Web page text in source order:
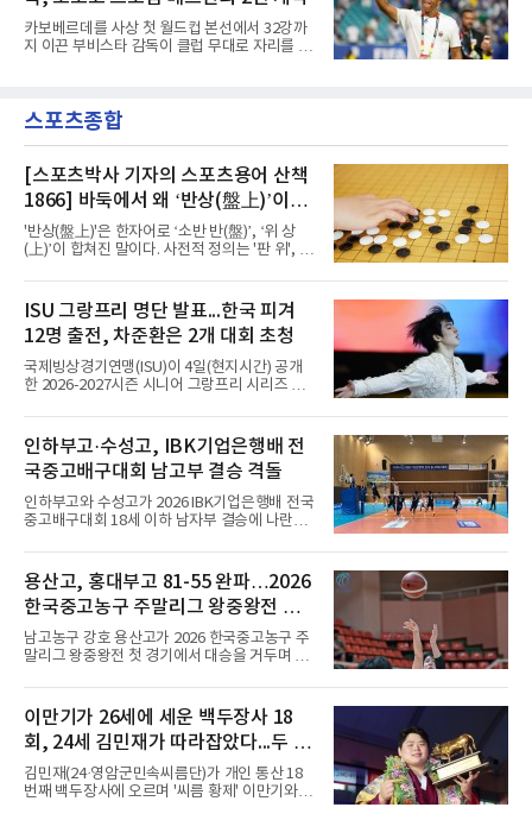
북중미 월드컵을 마친 뒤 홍명보 감독이 물러난
한국은 임시 감독 체제로 이 일정을 소화한다.에
콰도르는 FIFA 랭킹 25위로 32위인 한국보다 앞
다음인 2위로 본선 티켓을 확보했다. 본선에서
는 독일을 제압하고 32강
카보베르데를 사상 첫 월드컵 본선에서 32강까
지 이끈 부비스타 감독이 클럽 무대로 자리를 옮
2년으로, 튀니지 대표팀으로 떠난 모인 차아바
니의 후임이다.겸직 가능성도 거론됐다. 부비스
지휘하는 방안까지 논의했으나 협상 끝에 클럽
에 전념하게 됐다. 카보베르데축구협회도 같은
날 사임을 알리며 후임 선임 작업이 순조롭게 진
행 중이라고 밝혔다.그가 남긴 성과는 뚜렷하다.
아프리카 서쪽 섬나라 카보베르데는 첫 출전한
2026 북중미 월드컵에서 스페
스포츠종합
[스포츠박사 기자의 스포츠용어 산책
1866] 바둑에서 왜 ‘반상(盤上)’이라
말할까
'반상(盤上)'은 한자어로 ‘소반 반(盤)’, ‘위 상
(上)’이 합쳐진 말이다. 사전적 정의는 '판 위', '바
상(盤上)이 단순히 '판 위에서'라는 일반적인 의
미로도 쓰였지만, 바둑 문화가 발달하면서 '바둑
판 위', 더 나아가 '바둑의 세계', '대국이 벌어지
는 공간'을 가리키는 전문 용어로 정착했다. 우리
나라에서도 같은 의미로 받아들여져 ‘반상의 승
부’, ‘반상의 고수’, ‘반상에 앉다’, ‘반상의 철학’
등의 표현을 쓴다.반상(盤上)은 오늘날 바둑을
왕조실록에서 반상(盤上)은 확인되지만,
ISU 그랑프리 명단 발표...한국 피겨
12명 출전, 차준환은 2개 대회 초청
국제빙상경기연맹(ISU)이 4일(현지시간) 공개
한 2026-2027시즌 시니어 그랑프리 시리즈 명
준환(서울시청), 서민규, 김현겸과 여자 싱글 김
채연, 김유재, 이해인, 신지아, 김유성, 윤서진,
윤아선, 김서영, 유영이다.이 가운데 차준환과
서민규, 김채연, 김유재, 이해인, 신지아 6명은 2
개 대회에 초청됐고 나머지는 한 차례만 나선다.
시리즈는 6개 대회로 치러지며 합산 성적 상위 6
명이 그랑프리 파이널에 오른다.차준환은 3차
됐다. 밀라노·코르티나담페초 동계 올림픽에서
한국 남자 싱글 역대 최고
인하부고·수성고, IBK기업은행배 전
국중고배구대회 남고부 결승 격돌
인하부고와 수성고가 2026 IBK기업은행배 전국
중고배구대회 18세 이하 남자부 결승에 나란히
하부고는 5일 충북 제천실내체육관에서 열린 대
회 남자 18세 이하부 준결승에서 남성고를 세트
스코어 3-1(25-17, 17-25, 25-21, 25-17)로 꺾
고 결승행 티켓을 따냈다. 인하부고는 높은 공격
성공률을 앞세워 경기 주도권을 잡으며 승리를
거뒀다.수성고도 준결승에서 속초고를 상대로
안정된 조직력을 바탕으로 3-1(25-23, 25-16,
고는 인하부고와 우승을 다툴 기회를 잡았다.여
자 18세 이하부에서는 중앙여고
용산고, 홍대부고 81-55 완파…2026
한국중고농구 주말리그 왕중왕전 첫
승 신고
남고농구 강호 용산고가 2026 한국중고농구 주
말리그 왕중왕전 첫 경기에서 대승을 거두며 순
우슬체육관에서 열린 대회 남고부 예선 B조 첫
경기에서 김민기의 22점 활약을 앞세워 홍대부
고를 81-55로 제압했다.경기 초반부터 내·외곽
에서 고른 득점력을 선보인 용산고는 1쿼터부터
주도권을 잡았다. 전반을 48-30으로 크게 앞선
용산고는 후반에도 공세를 늦추지 않으며 점수
차를 더욱 벌렸고, 결국 26점 차 완승으로 첫 승
이만기가 26세에 세운 백두장사 18
회, 24세 김민재가 따라잡았다...두 번
더 우승하면 역대 1위와 동률
김민재(24·영암군민속씨름단)가 개인 통산 18
번째 백두장사에 오르며 '씨름 황제' 이만기와 어